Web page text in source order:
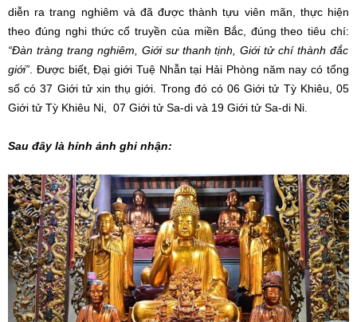
diễn ra trang nghiêm và đã được thành tựu viên mãn, thực hiện
theo đúng nghi thức cổ truyền của miền Bắc, đúng theo tiêu chí:
“Đàn tràng trang nghiêm, Giới sư thanh tịnh, Giới tử chí thành đắc
giới” . Được biết, Đại giới Tuệ Nhẫn tại Hải Phòng năm nay có tổng
số có 37 Giới tử xin thụ giới. Trong đó có 06 Giới tử Tỳ Khiêu, 05
Giới tử Tỳ Khiêu Ni, 07 Giới tử Sa-di và 19 Giới tử Sa-di Ni.
Sau đây là hỉnh ảnh ghi nhận: